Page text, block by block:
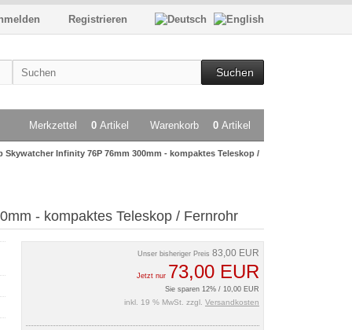
Registrieren
Suchen
Warenkorb 0 Artikel
Merkzettel 0 Artikel
Skywatcher Infinity 76P 76mm 300mm - kompaktes Teleskop /
- kompaktes Teleskop / Fernrohr
Unser bisheriger Preis 83,00 EUR
Jetzt nur 73,00 EUR
Sie sparen 12% / 10,00 EUR
inkl. 19 % MwSt. zzgl. Versandkosten